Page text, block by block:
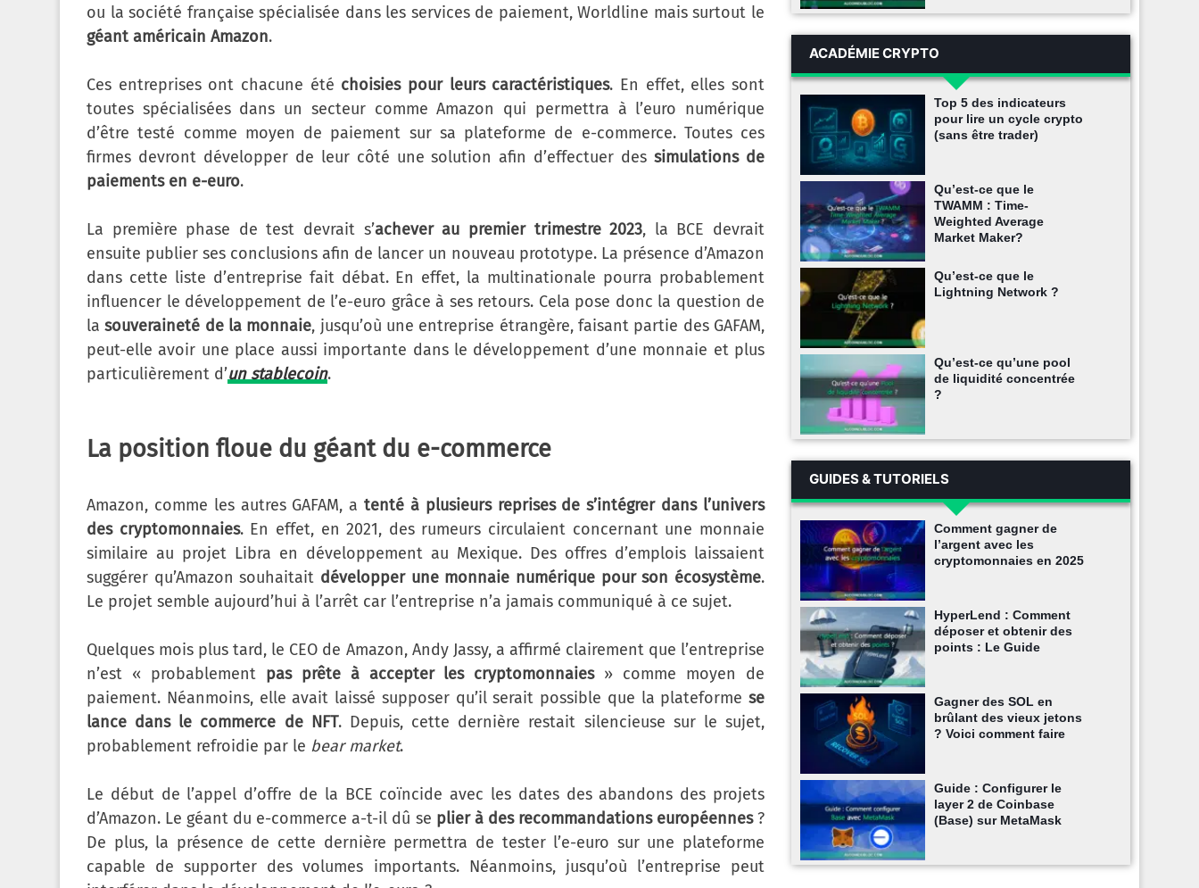
ou la société française spécialisée dans les services de paiement, Worldline mais surtout le
géant américain Amazon.
Ces entreprises ont chacune été choisies pour leurs caractéristiques. En effet, elles sont
toutes spécialisées dans un secteur comme Amazon qui permettra à l’euro numérique
d’être testé comme moyen de paiement sur sa plateforme de e-commerce. Toutes ces
firmes devront développer de leur côté une solution afin d’effectuer dessimulations de
paiements en e-euro.
La première phase de test devrait s’achever au premier trimestre 2023, la BCE devrait
ensuite publier ses conclusions afin de lancer un nouveau prototype. La présence d’Amazon
dans cette liste d’entreprise fait débat. En effet, la multinationale pourra probablement
influencer le développement de l’e-euro grâce à ses retours. Cela pose donc la question de
lasouveraineté de la monnaie, jusqu’où une entreprise étrangère, faisant partie des GAFAM,
peut-elle avoir une place aussi importante dans le développement d’une monnaie et plus
particulièrement d’un stablecoin.
La position floue du géant du e-commerce
Amazon, comme les autres GAFAM, atenté à plusieurs reprises de s’intégrer dans l’univers
des cryptomonnaies. En effet, en 2021, des rumeurs circulaient concernant une monnaie
similaire au projet Libra en développement au Mexique. Des offres d’emplois laissaient
suggérer qu’Amazon souhaitait développer une monnaie numérique pour son écosystème.
Le projet semble aujourd’hui à l’arrêt car l’entreprise n’a jamais communiqué à ce sujet.
Quelques mois plus tard, le CEO de Amazon, Andy Jassy, a affirmé clairement que l’entreprise
n’est « probablement pas prête à accepter les cryptomonnaies» comme moyen de
paiement. Néanmoins, elle avait laissé supposer qu’il serait possible que la plateforme se
lance dans le commerce de NFT. Depuis, cette dernière restait silencieuse sur le sujet,
probablement refroidie par le bear market.
Le début de l’appel d’offre de la BCE coïncide avec les dates des abandons des projets
d’Amazon. Le géant du e-commerce a-t-il dû se plier à des recommandations européennes?
De plus, la présence de cette dernière permettra de tester l’e-euro sur une plateforme
capable de supporter des volumes importants. Néanmoins, jusqu’où l’entreprise peut
ACADÉMIE CRYPTO
Top 5 des indicateurs
pour lire un cycle crypto
(sans être trader)
Qu’est-ce que le
TWAMM : Time-
Weighted Average
Market Maker?
Qu’est-ce que le
Lightning Network ?
Qu’est-ce qu’une pool
de liquidité concentrée
?
GUIDES & TUTORIELS
Comment gagner de
l’argent avec les
cryptomonnaies en 2025
HyperLend : Comment
déposer et obtenir des
points : Le Guide
Gagner des SOL en
brûlant des vieux jetons
? Voici comment faire
Guide : Configurer le
layer 2 de Coinbase
(Base) sur MetaMask